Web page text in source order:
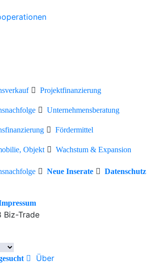
Projektfinanzierung
Unternehmensberatung
Fördermittel
Objekt Wachstum & Expansion
Neue Inserate
Datenschutz
Biz-Trade
Über